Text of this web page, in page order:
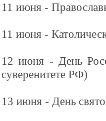
11 июня -
11 июня -
12 июня - День
суверенитете РФ)
13 июня - День